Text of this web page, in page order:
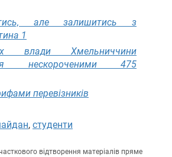
але залишитись з
1
влади Хмельниччини
нескороченими 475
перевізників
, студенти
відтворення матеріалів пряме